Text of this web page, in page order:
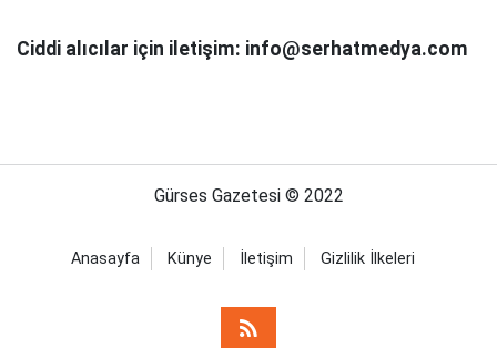
Ciddi alıcılar için iletişim: info@serhatmedya.com
Gürses Gazetesi © 2022
Anasayfa Künye İletişim Gizlilik İlkeleri